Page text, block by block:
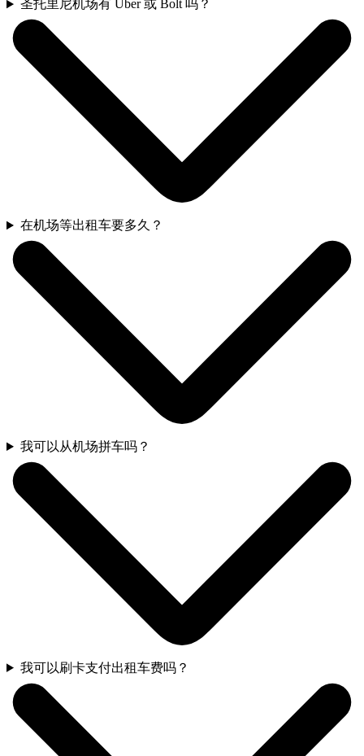
圣托里尼机场有 Uber 或 Bolt 吗？
在机场等出租车要多久？
我可以从机场拼车吗？
我可以刷卡支付出租车费吗？